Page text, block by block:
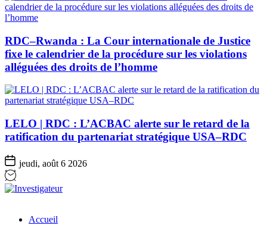
RDC–Rwanda : La Cour internationale de Justice
fixe le calendrier de la procédure sur les violations
alléguées des droits de l’homme
LELO | RDC : L’ACBAC alerte sur le retard de la
ratification du partenariat stratégique USA–RDC
jeudi, août 6 2026
Accueil